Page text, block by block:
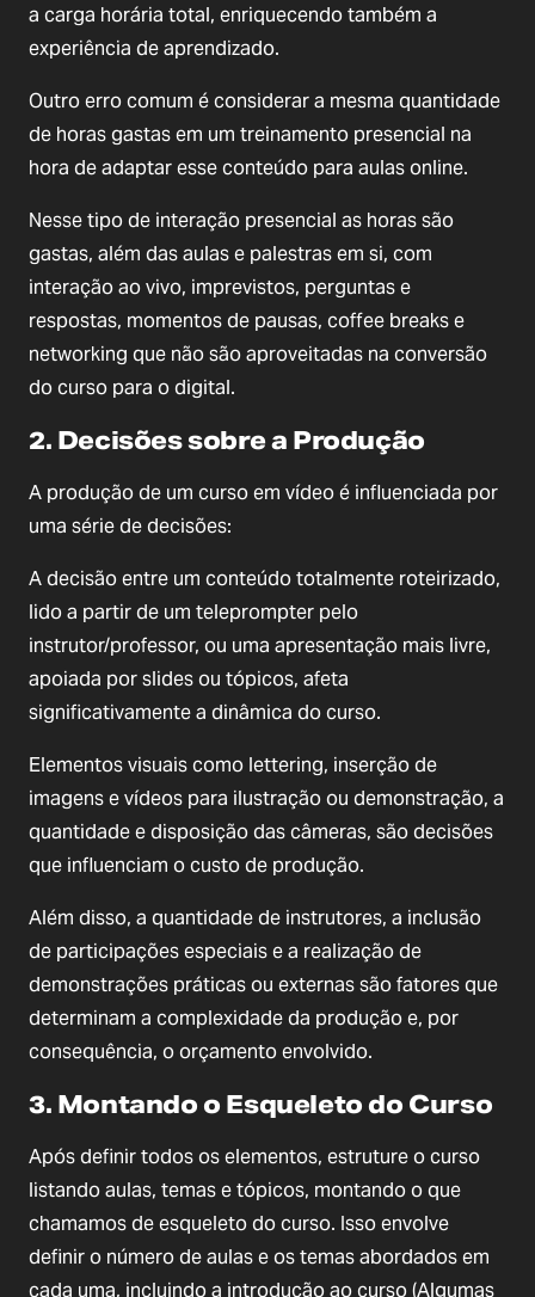
a carga horária total, enriquecendo também a
experiência de aprendizado.
Outro erro comum é considerar a mesma quantidade
de horas gastas em um treinamento presencial na
hora de adaptar esse conteúdo para aulas online.
Nesse tipo de interação presencial as horas são
gastas, além das aulas e palestras em si, com
interação ao vivo, imprevistos, perguntas e
respostas, momentos de pausas, coffee breaks e
networking que não são aproveitadas na conversão
do curso para o digital.
2. Decisões sobre a Produção
A produção de um curso em vídeo é influenciada por
uma série de decisões:
A decisão entre um conteúdo totalmente roteirizado,
lido a partir de um teleprompter pelo
instrutor/professor, ou uma apresentação mais livre,
apoiada por slides ou tópicos, afeta
significativamente a dinâmica do curso.
Elementos visuais como lettering, inserção de
imagens e vídeos para ilustração ou demonstração, a
quantidade e disposição das câmeras, são decisões
que influenciam o custo de produção.
Além disso, a quantidade de instrutores, a inclusão
de participações especiais e a realização de
demonstrações práticas ou externas são fatores que
determinam a complexidade da produção e, por
consequência, o orçamento envolvido.
3. Montando o Esqueleto do Curso
Após definir todos os elementos, estruture o curso
listando aulas, temas e tópicos, montando o que
chamamos de esqueleto do curso. Isso envolve
definir o número de aulas e os temas abordados em
cada uma, incluindo a introdução ao curso (Algumas